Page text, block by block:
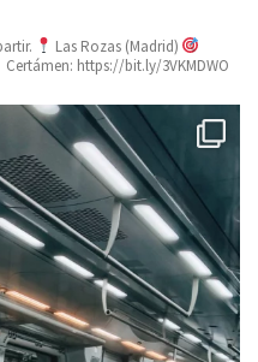
Las Rozas (Madrid)
Certámen: https://bit.ly/3VKMDWO